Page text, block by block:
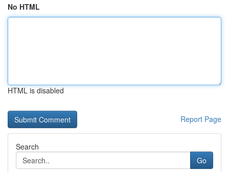
No HTML
HTML is disabled
Report Page
Search
Go